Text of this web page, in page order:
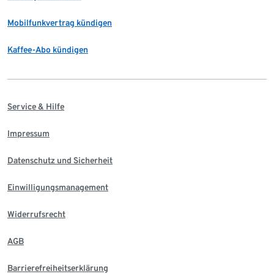
Mobilfunkvertrag kündigen
Kaffee-Abo kündigen
Service & Hilfe
Impressum
Datenschutz und Sicherheit
Einwilligungsmanagement
Widerrufsrecht
AGB
Barrierefreiheitserklärung